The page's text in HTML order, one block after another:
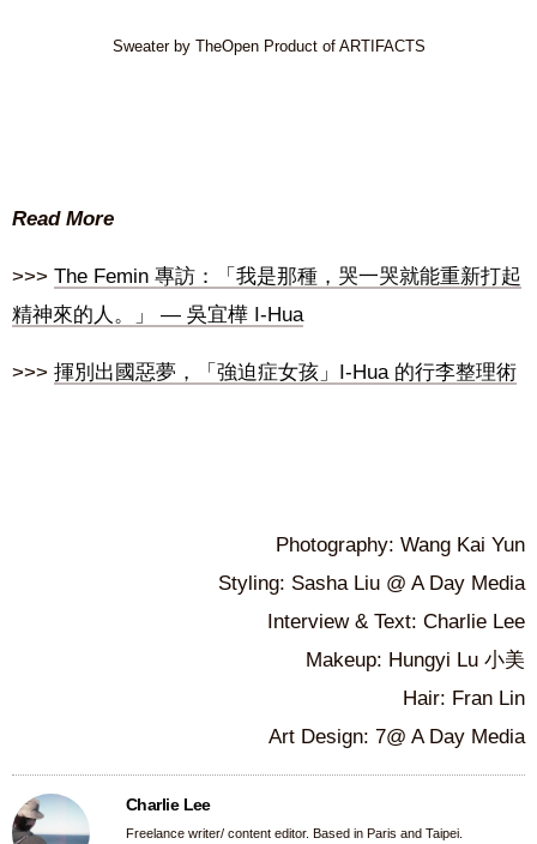
Sweater by TheOpen Product of ARTIFACTS
Read More
>>> The Femin 專訪：「我是那種，哭一哭就能重新打起
精神來的人。」 — 吳宜樺 I-Hua
>>> 揮別出國惡夢，「強迫症女孩」I-Hua 的行李整理術
Photography: Wang Kai Yun
Styling: Sasha Liu @ A Day Media
Interview & Text: Charlie Lee
Makeup: Hungyi Lu 小美
Hair: Fran Lin
Art Design: 7@ A Day Media
Charlie Lee
Freelance writer/ content editor. Based in Paris and Taipei.